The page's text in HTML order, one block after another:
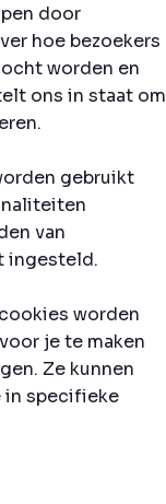
door
hoe bezoekers
worden en
ons in staat om
gebruikt
van
ingesteld.
worden
je te maken
Ze kunnen
in specifieke